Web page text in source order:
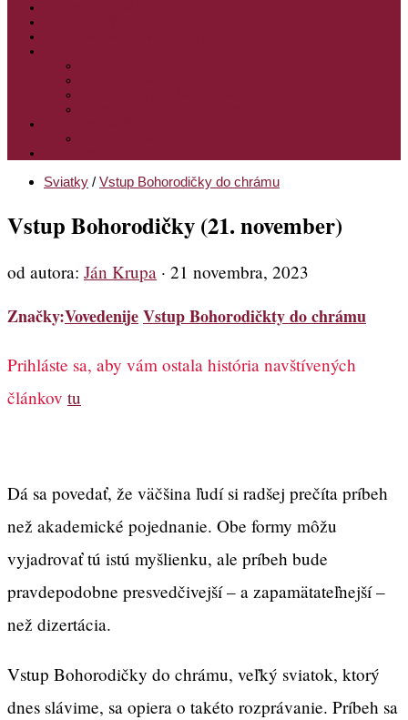
Sviatky / Vstup Bohorodičky do chrámu
Vstup Bohorodičky (21. november)
od autora: Ján Krupa · 21 novembra, 2023
Značky:VovedenijeVstup Bohorodičkty do chrámu
Prihláste sa, aby vám ostala história navštívených
článkov tu
Dá sa povedať, že väčšina ľudí si radšej prečíta príbeh
než akademické pojednanie. Obe formy môžu
vyjadrovať tú istú myšlienku, ale príbeh bude
pravdepodobne presvedčivejší – a zapamätateľnejší –
než dizertácia.
Vstup Bohorodičky do chrámu, veľký sviatok, ktorý
dnes slávime, sa opiera o takéto rozprávanie. Príbeh sa